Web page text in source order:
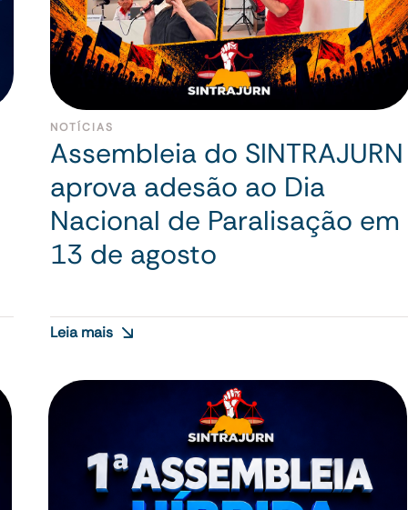
NOTÍCIAS
Assembleia do SINTRAJURN
aprova adesão ao Dia
Nacional de Paralisação em
13 de agosto
Leia mais